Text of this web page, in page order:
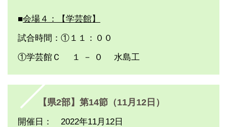
■会場４：【学芸館】
試合時間：①１１：００
①学芸館Ｃ １ － ０ 水島工
【県2部】第14節（11月12日）
開催日： 2022年11月12日